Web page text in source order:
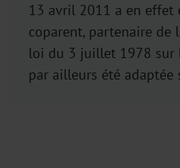
13 avril 2011 a en effet
coparent, partenaire de
loi du 3 juillet 1978 sur
par ailleurs été adaptée